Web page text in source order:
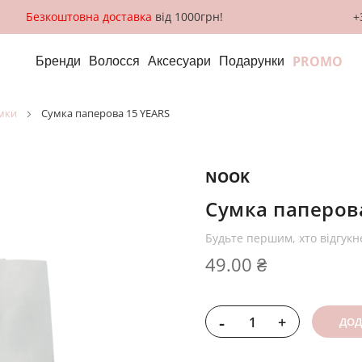
Безкоштовна доставка від 1000грн!
Бренди Волосся Аксесуари Подарунки PROMO
Сумка паперова 15 YEARS
NOOK
Сумка
Будьте першим, хто
49.00 ₴
- +